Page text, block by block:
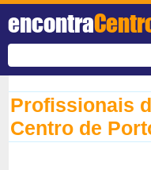
encontra
Profissionais
Centro de